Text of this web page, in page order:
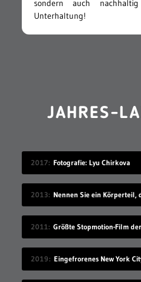
sondern auch
Unterhaltung!
JAHRES-
2017 Fotografie: Lyu Chirkova
2013
2011 Größte Stopmotion-Film
2019